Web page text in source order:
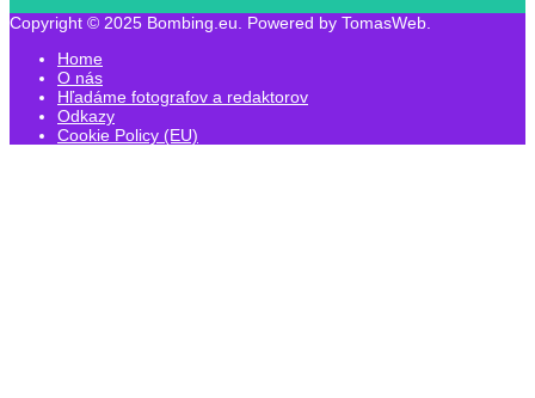
Copyright © 2025 Bombing.eu. Powered by TomasWeb.
Home
O nás
Hľadáme fotografov a redaktorov
Odkazy
Cookie Policy (EU)